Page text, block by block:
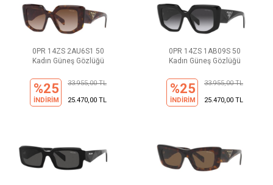
0PR 14ZS 2AU6S1 50
Kadın Güneş Gözlüğü
%25
İNDİRİM
33.955,00 TL
25.470,00 TL
0PR 14ZS 1AB09S 50
Kadın Güneş Gözlüğü
%25
İNDİRİM
33.955,00 TL
25.470,00 TL